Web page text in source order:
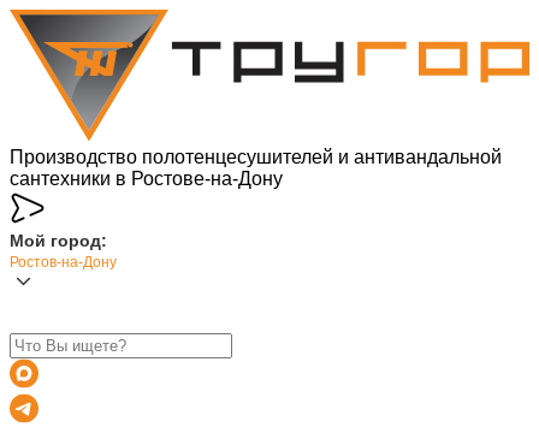
Производство полотенцесушителей и антивандальной
сантехники в Ростове-на-Дону
Мой город:
Ростов-на-Дону